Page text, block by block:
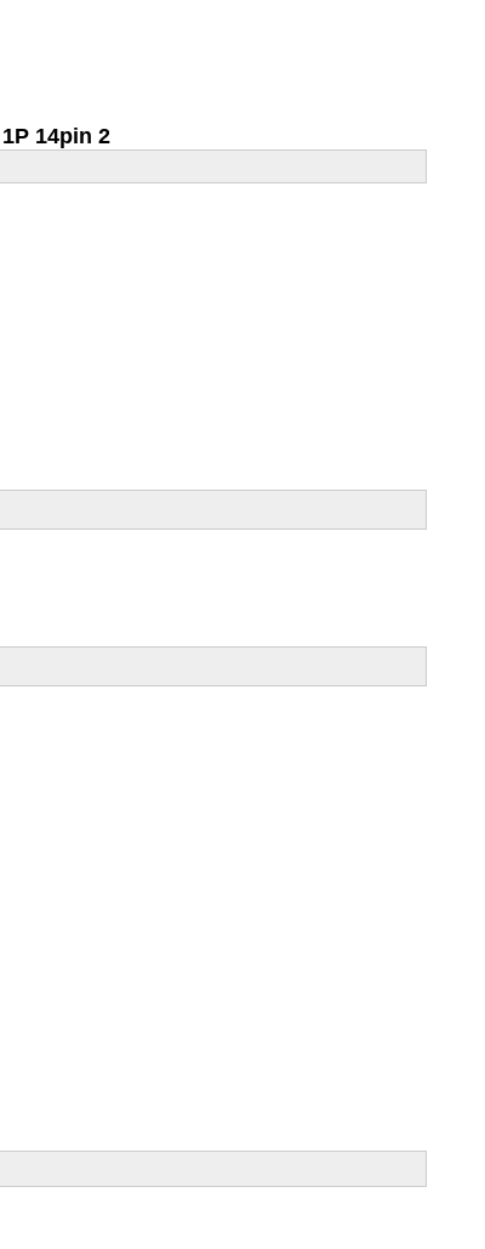
14pin 2